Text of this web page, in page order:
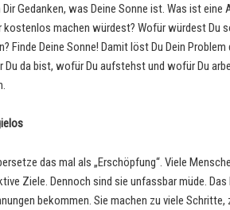
Gedanken, was Deine Sonne ist. Was ist eine
kostenlos machen würdest? Wofür würdest Du
Finde Deine Sonne! Damit löst Du Dein
Du da bist, wofür Du aufstehst und wofür Du
das mal als „Erschöpfung“. Viele
Ziele. Dennoch sind sie unfassbar müde.
bekommen. Sie machen zu viele